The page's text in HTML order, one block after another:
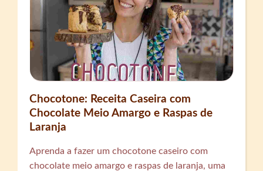
Chocotone: Receita Caseira com
Chocolate Meio Amargo e Raspas de
Laranja
Aprenda a fazer um chocotone caseiro com
chocolate meio amargo e raspas de laranja, uma